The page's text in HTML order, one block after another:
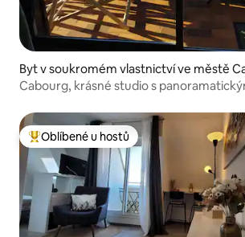
Byt v soukromém vlastnictví ve městě
rg
Cabourg, krásné studio s
Nejlepší v kategorii Oblíbené u hostů
Oblíbené u hostů